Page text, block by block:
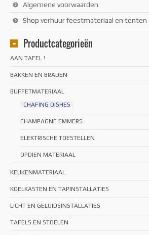
Algemene voorwaarden
Shop verhuur feestmateriaal en tenten
Productcategorieën
AAN TAFEL !
BAKKEN EN BRADEN
BUFFETMATERIAAL
CHAFING DISHES
CHAMPAGNE EMMERS
ELEKTRISCHE TOESTELLEN
OPDIEN MATERIAAL
KEUKENMATERIAAL
KOELKASTEN EN TAPINSTALLATIES
LICHT EN GELUIDSINSTALLATIES
TAFELS EN STOELEN